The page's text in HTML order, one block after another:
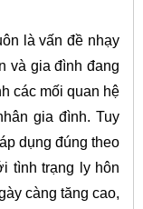
là vấn đề nhạy
và gia đình đang
các mối quan hệ
gia đình. Tuy
dụng đúng theo
tình trạng ly hôn
càng tăng cao,